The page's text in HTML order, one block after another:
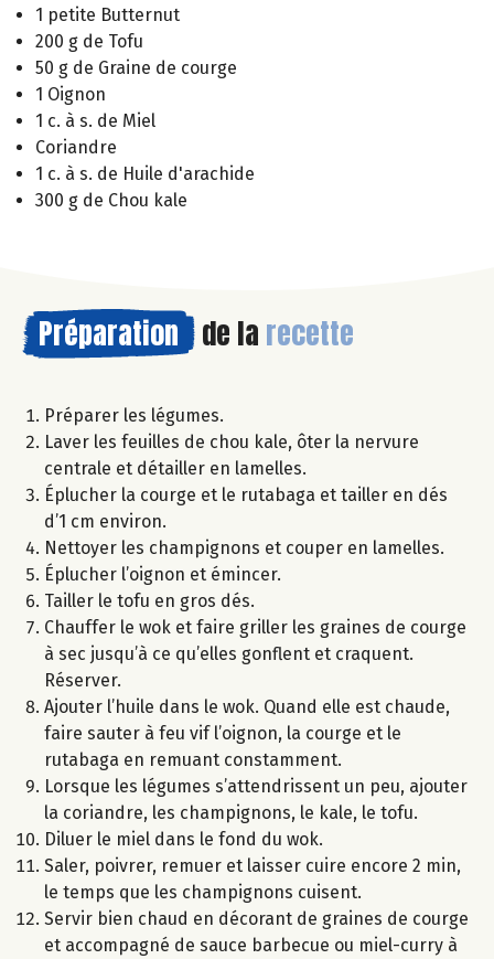
1 petite Butternut
200 g de Tofu
50 g de Graine de courge
1 Oignon
1 c. à s. de Miel
Coriandre
1 c. à s. de Huile d'arachide
300 g de Chou kale
Préparation de la recette
Préparer les légumes.
Laver les feuilles de chou kale, ôter la nervure
centrale et détailler en lamelles.
Éplucher la courge et le rutabaga et tailler en dés
d’1 cm environ.
Nettoyer les champignons et couper en lamelles.
Éplucher l’oignon et émincer.
Tailler le tofu en gros dés.
Chauffer le wok et faire griller les graines de courge
à sec jusqu’à ce qu’elles gonflent et craquent.
Réserver.
Ajouter l’huile dans le wok. Quand elle est chaude,
faire sauter à feu vif l’oignon, la courge et le
rutabaga en remuant constamment.
Lorsque les légumes s’attendrissent un peu, ajouter
la coriandre, les champignons, le kale, le tofu.
Diluer le miel dans le fond du wok.
Saler, poivrer, remuer et laisser cuire encore 2 min,
le temps que les champignons cuisent.
Servir bien chaud en décorant de graines de courge
et accompagné de sauce barbecue ou miel-curry à